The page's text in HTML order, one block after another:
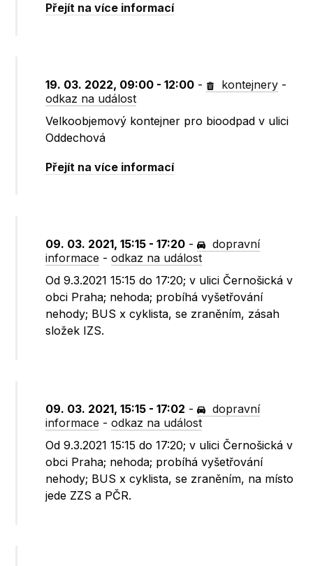
Přejít na více informací
19. 03. 2022, 09:00 - 12:00 - kontejnery -
odkaz na událost
Velkoobjemový kontejner pro bioodpad v ulici
Oddechová
Přejít na více informací
09. 03. 2021, 15:15 - 17:20 -
dopravní
informace -odkaz na událost
Od 9.3.2021 15:15 do 17:20; v ulici Černošická v
obci Praha; nehoda; probíhá vyšetřování
nehody; BUS x cyklista, se zraněním, zásah
složek IZS.
09. 03. 2021, 15:15 - 17:02 -
dopravní
informace -odkaz na událost
Od 9.3.2021 15:15 do 17:20; v ulici Černošická v
obci Praha; nehoda; probíhá vyšetřování
nehody; BUS x cyklista, se zraněním, na místo
jede ZZS a PČR.